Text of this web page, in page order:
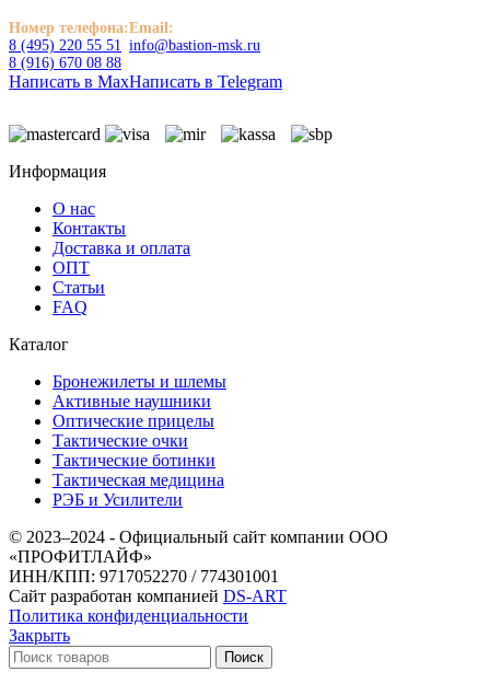
Номер телефона:
8 (495) 220 55 51
8 (916) 670 08 88
Email:
info@bastion-msk.ru
Написать в MaxНаписать в Telegram
Информация
О нас
Контакты
Доставка и оплата
ОПТ
Статьи
FAQ
Каталог
Бронежилеты и шлемы
Активные наушники
Оптические прицелы
Тактические очки
Тактические ботинки
Тактическая медицина
РЭБ и Усилители
© 2023–2024 - Официальный сайт компании ООО
«ПРОФИТЛАЙФ»
ИНН/КПП: 9717052270 / 774301001
Сайт разработан компанией DS-ART
Политика конфиденциальности
Закрыть
Поиск